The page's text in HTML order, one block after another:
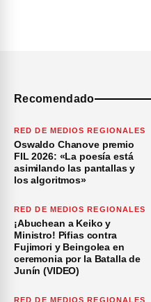
Recomendado
RED DE MEDIOS REGIONALES
Oswaldo Chanove premio
FIL 2026: «La poesía está
asimilando las pantallas y
los algoritmos»
RED DE MEDIOS REGIONALES
¡Abuchean a Keiko y
Ministro! Pifias contra
Fujimori y Beingolea en
ceremonia por la Batalla de
Junín (VIDEO)
RED DE MEDIOS REGIONALES